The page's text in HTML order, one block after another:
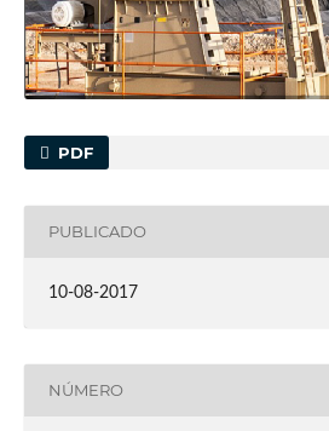
PDF
PUBLICADO
10-08-2017
NÚMERO